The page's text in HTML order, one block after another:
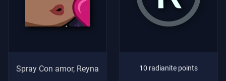
Spray Con amor, Reyna 10 radianite points